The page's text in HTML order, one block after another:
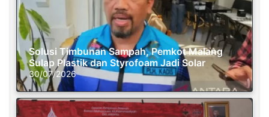
Solusi Timbunan Sampah, Pemkot Malang
Sulap Plastik dan Styrofoam Jadi Solar
30/07/2026